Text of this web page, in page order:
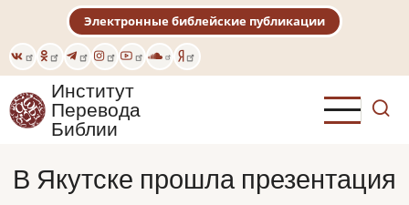
основному
содержанию
Электронные библейские публикации
Институт
Перевода
Библии
В Якутске прошла презентация